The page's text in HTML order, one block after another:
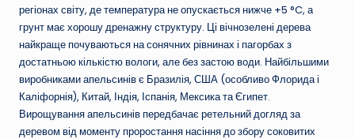
регіонах світу, де температура не опускається нижче +5 °C, а
грунт має хорошу дренажну структуру. Ці вічнозелені дерева
найкраще почуваються на сонячних рівнинах і пагорбах з
достатньою кількістю вологи, але без застою води. Найбільшими
виробниками апельсинів є Бразилія, США (особливо Флорида і
Каліфорнія), Китай, Індія, Іспанія, Мексика та Єгипет.
Вирощування апельсинів передбачає ретельний догляд за
деревом від моменту проростання насіння до збору соковитих